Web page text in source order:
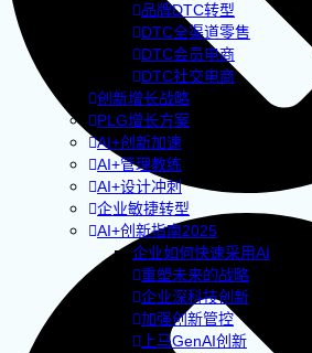
品牌DTC转型
DTC全渠道零售
DTC会员电商
DTC社交电商
创新增长战略
PLG增长方案
AI+创新加速
AI+管理教练
AI+设计冲刺
企业敏捷转型
AI+创新指南2025
企业如何快速采用AI
重塑未来的战略
企业深科技创新
加强创新管控
上马GenAI创新